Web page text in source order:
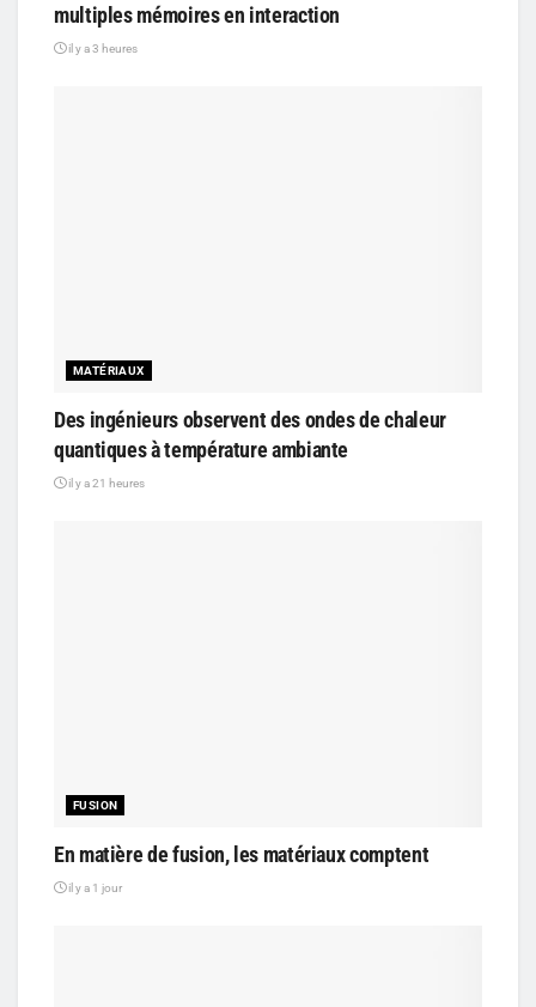
multiples mémoires en interaction
il y a 3 heures
MATÉRIAUX
Des ingénieurs observent des ondes de chaleur
quantiques à température ambiante
il y a 21 heures
FUSION
En matière de fusion, les matériaux comptent
il y a 1 jour